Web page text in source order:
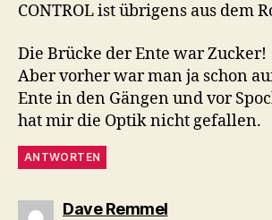
CONTROL ist übrigens aus dem
Die Brücke der Ente war Zucker!
Aber vorher war man ja schon
Ente in den Gängen und vor
hat mir die Optik nicht gefallen.
ANTWORTEN
Dave Remmelsagt: